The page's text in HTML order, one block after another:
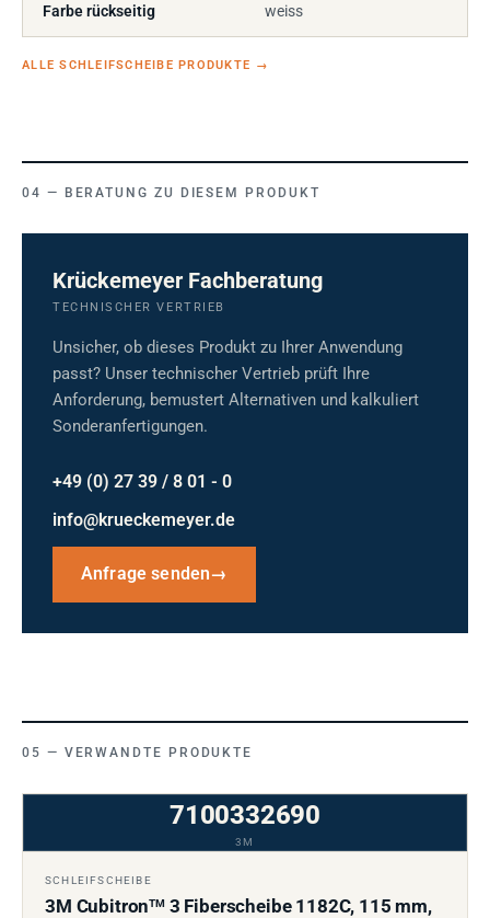
Farbe rückseitig weiss
ALLE SCHLEIFSCHEIBE PRODUKTE →
BERATUNG ZU DIESEM PRODUKT
Krückemeyer Fachberatung
TECHNISCHER VERTRIEB
Unsicher, ob dieses Produkt zu Ihrer Anwendung
passt? Unser technischer Vertrieb prüft Ihre
Anforderung, bemustert Alternativen und kalkuliert
Sonderanfertigungen.
+49 (0) 27 39 / 8 01 - 0
info@krueckemeyer.de
Anfrage senden→
VERWANDTE PRODUKTE
7100332690
3M
SCHLEIFSCHEIBE
3M CubitronTM3 Fiberscheibe 1182C, 115 mm,